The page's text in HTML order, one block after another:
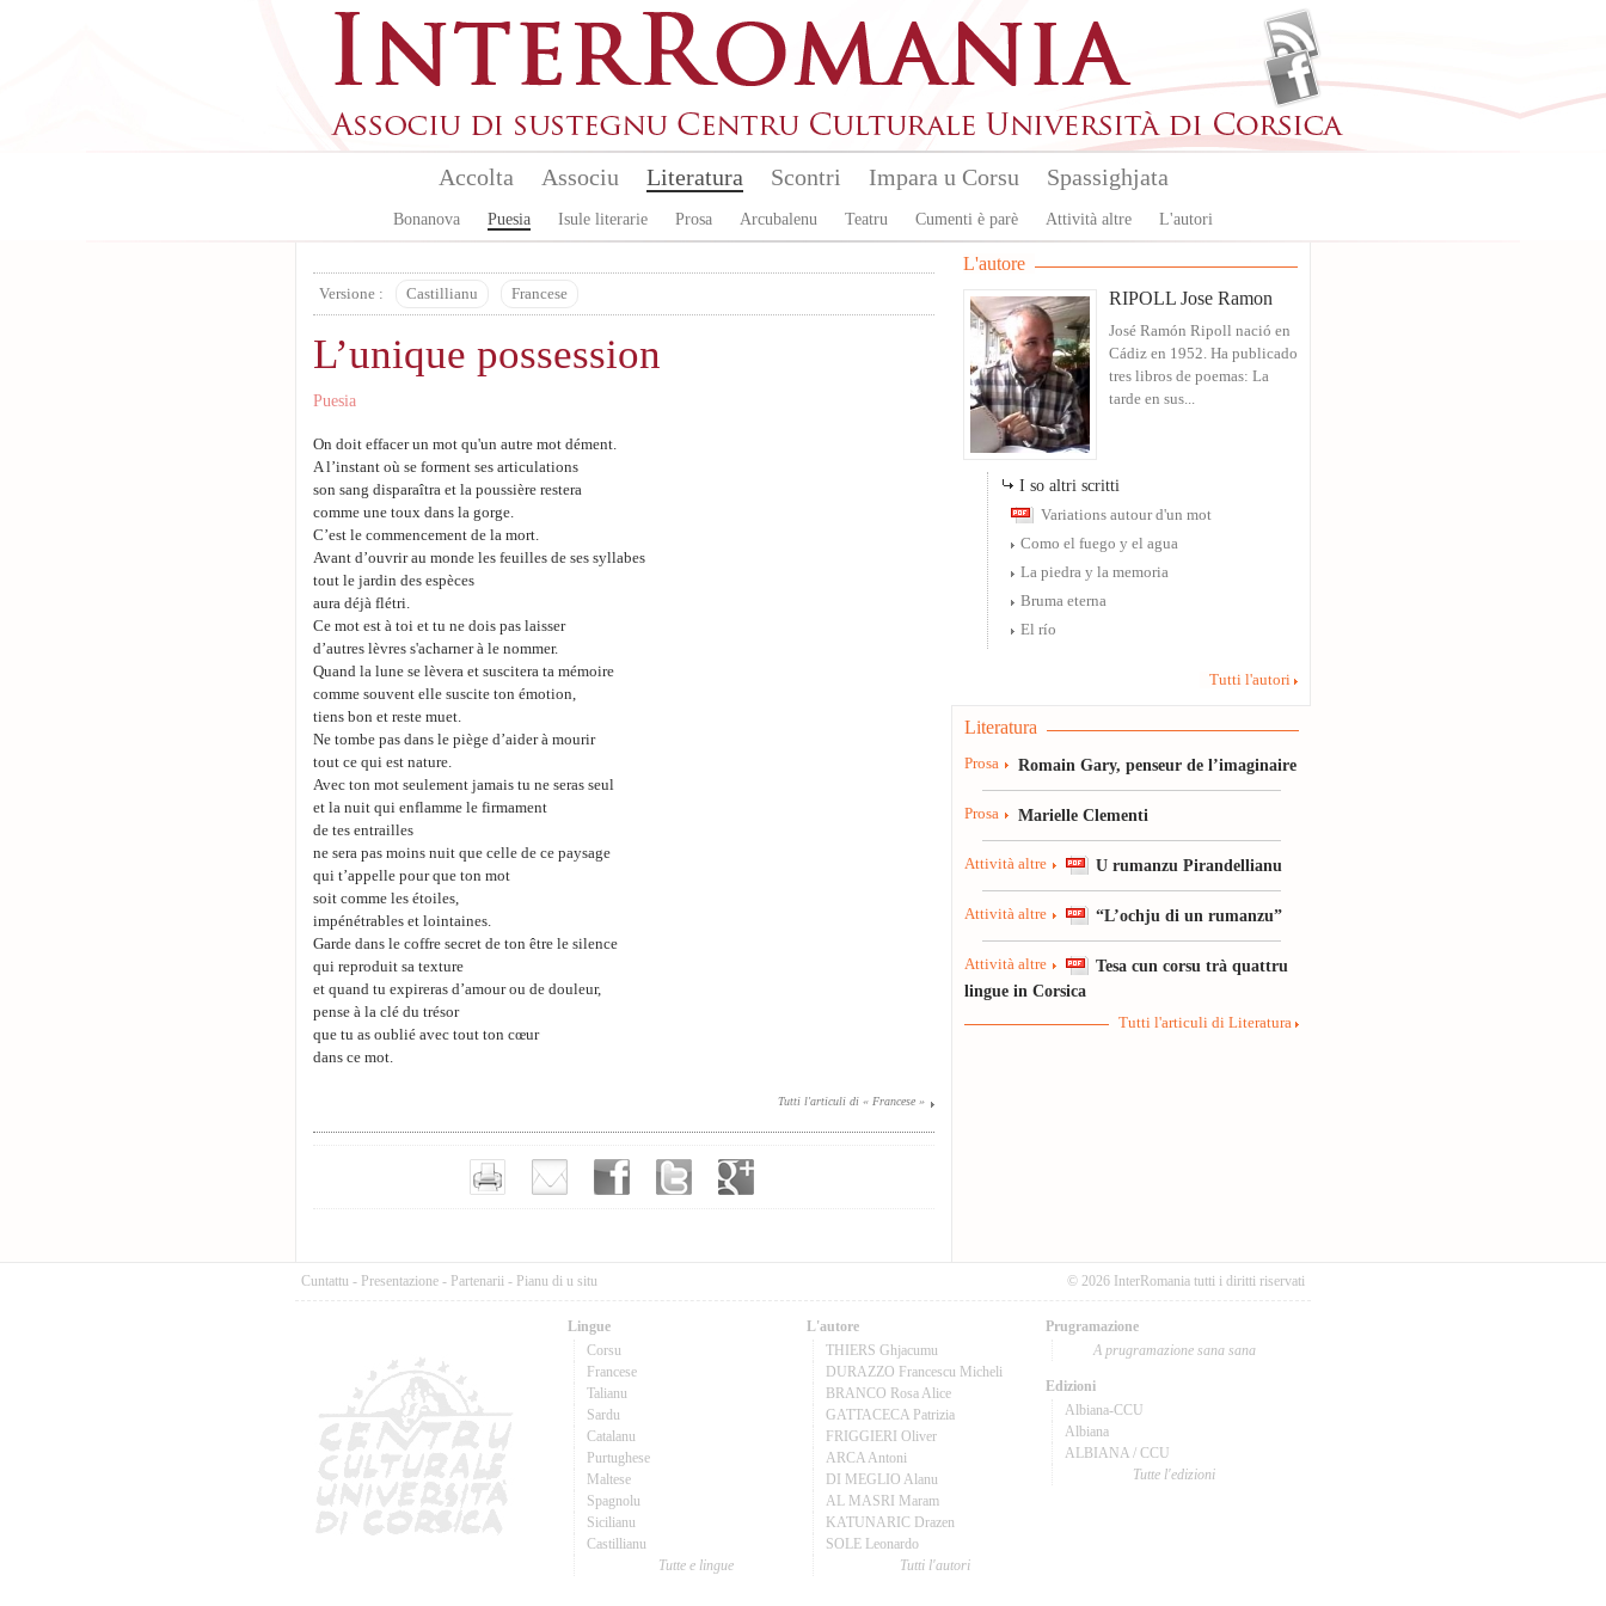
Accolta Associu Literatura
Bonanova Puesia Isule literarie Prosa Arcubalenu Teatru Cumenti è parè Attività altre L'autori
Scontri Impara u Corsu Spassighjata
Versione : Castillianu Francese
L’unique possession
Puesia
On doit effacer un mot qu'un autre mot dément.
A l’instant où se forment ses articulations
son sang disparaîtra et la poussière restera
comme une toux dans la gorge.
C’est le commencement de la mort.
Avant d’ouvrir au monde les feuilles de ses syllabes
tout le jardin des espèces
aura déjà flétri.
Ce mot est à toi et tu ne dois pas laisser
d’autres lèvres s'acharner à le nommer.
Quand la lune se lèvera et suscitera ta mémoire
comme souvent elle suscite ton émotion,
tiens bon et reste muet.
Ne tombe pas dans le piège d’aider à mourir
tout ce qui est nature.
Avec ton mot seulement jamais tu ne seras seul
et la nuit qui enflamme le firmament
de tes entrailles
ne sera pas moins nuit que celle de ce paysage
qui t’appelle pour que ton mot
soit comme les étoiles,
impénétrables et lointaines.
Garde dans le coffre secret de ton être le silence
qui reproduit sa texture
et quand tu expireras d’amour ou de douleur,
pense à la clé du trésor
que tu as oublié avec tout ton cœur
dans ce mot.
Tutti l'articuli di « Francese »
L'autore
RIPOLL Jose Ramon
José Ramón Ripoll nació en
Cádiz en 1952. Ha publicado
tres libros de poemas: La
tarde en sus...
I so altri scritti
Variations autour d'un mot
Como el fuego y el agua
La piedra y la memoria
Bruma eterna
El río
Tutti l'autori
Literatura
Prosa Romain Gary, penseur de l’imaginaire
Prosa Marielle Clementi
Attività altre U rumanzu Pirandellianu
Attività altre “L’ochju di un rumanzu”
Attività altre
Tesa cun corsu trà quattru
lingue in Corsica
Tutti l'articuli di Literatura
Cuntattu - Presentazione - Partenarii - Pianu di u situ © 2026 InterRomania tutti i diritti riservati
Lingue
Corsu
Francese
Talianu
Sardu
Catalanu
Purtughese
Maltese
Spagnolu
Sicilianu
Castillianu
Tutte e lingue
L'autore
THIERS Ghjacumu
DURAZZO Francescu Micheli
BRANCO Rosa Alice
GATTACECA Patrizia
FRIGGIERI Oliver
ARCA Antoni
DI MEGLIO Alanu
AL MASRI Maram
KATUNARIC Drazen
SOLE Leonardo
Tutti l'autori
Prugramazione
A prugramazione sana sana
Edizioni
Albiana-CCU
Albiana
ALBIANA / CCU
Tutte l'edizioni